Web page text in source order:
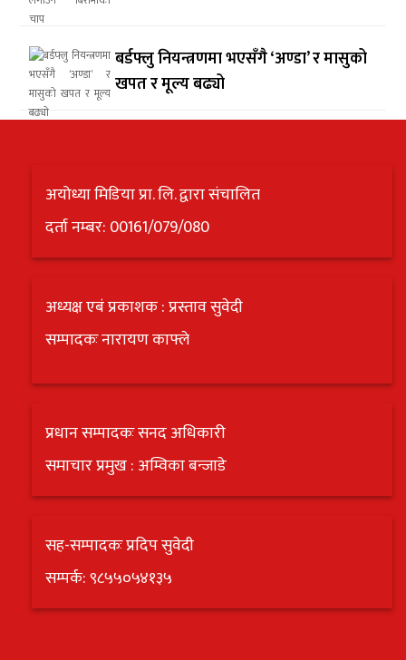
बर्डफ्लु नियन्त्रणमा भएसँगै ‘अण्डा’ र मासुको
खपत र मूल्य बढ्यो
अयोध्या मिडिया प्रा. लि. द्वारा संचालित
दर्ता नम्बर: 00161/079/080
अध्यक्ष एबं प्रकाशक : प्रस्ताव सुवेदी
सम्पादकः नारायण काफ्ले
प्रधान सम्पादकः सनद अधिकारी
समाचार प्रमुख : अम्विका बन्जाडे
सह-सम्पादकः प्रदिप सुवेदी
सम्पर्क: ९८५५०५४१३५